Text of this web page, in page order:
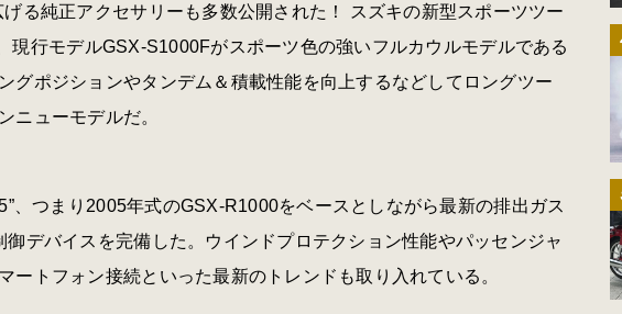
る純正アクセサリーも多数公開された！ スズキの新型スポーツツー
現行モデルGSX-S1000Fがスポーツ色の強いフルカウルモデルである
グポジションやタンデム＆積載性能を向上するなどしてロングツー
ニューモデルだ。
、つまり2005年式のGSX-R1000をベースとしながら最新の排出ガス
デバイスを完備した。ウインドプロテクション性能やパッセンジャ
ートフォン接続といった最新のトレンドも取り入れている。